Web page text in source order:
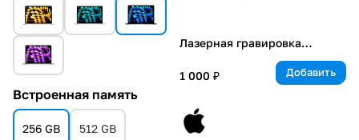
Встроенная память
256 GB 512 GB
Лазерная гравировка
1 000 ₽
Добавить